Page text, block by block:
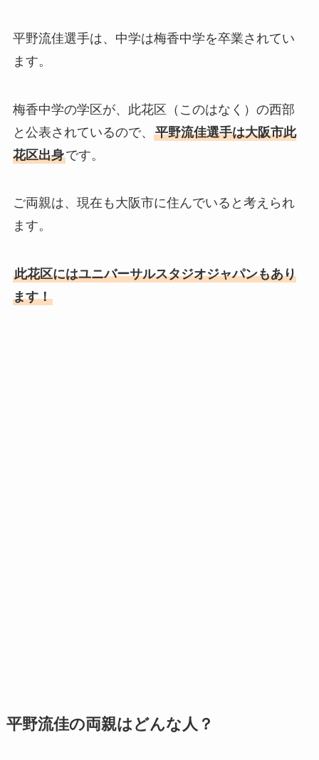
平野流佳選手は、中学は梅香中学を卒業されてい
ます。
梅香中学の学区が、此花区（このはなく）の西部
と公表されているので、 平野流佳選手は大阪市此
花区出身です。
ご両親は、現在も大阪市に住んでいると考えられ
ます。
此花区にはユニバーサルスタジオジャパンもあり
ます！
平野流佳の両親はどんな人？